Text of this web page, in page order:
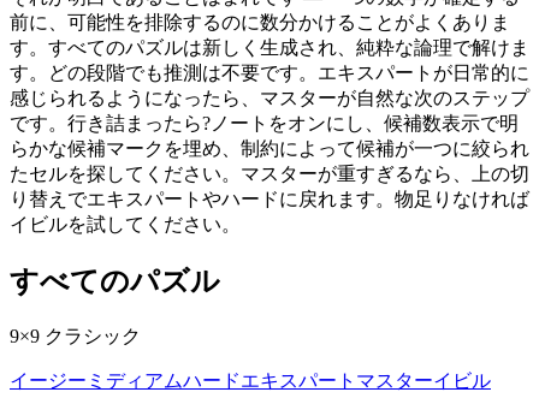
前に、可能性を排除するのに数分かけることがよくありま
す。すべてのパズルは新しく生成され、純粋な論理で解けま
す。どの段階でも推測は不要です。エキスパートが日常的に
感じられるようになったら、マスターが自然な次のステップ
です。行き詰まったら?ノートをオンにし、候補数表示で明
らかな候補マークを埋め、制約によって候補が一つに絞られ
たセルを探してください。マスターが重すぎるなら、上の切
り替えでエキスパートやハードに戻れます。物足りなければ
イビルを試してください。
すべてのパズル
9×9 クラシック
イージー ミディアムハードエキスパート マスターイビル